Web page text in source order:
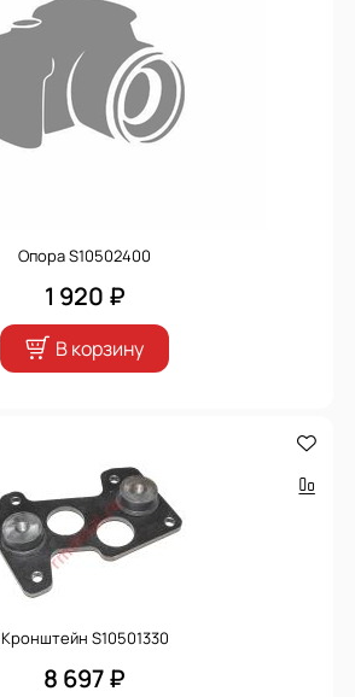
Опора S10502400
1 920 ₽
В корзину
Кронштейн S10501330
8 697 ₽